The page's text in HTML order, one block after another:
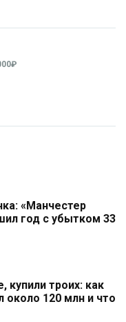
«Манчестер
год с убытком 33
купили троих: как
около 120 млн и что